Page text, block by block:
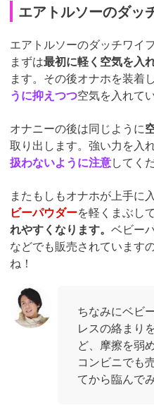
エアトルソーのダッ
エアトルソーのダッチワイ
まずは最初に軽く空気を入
ます。その後オナホを装着
うに抑えつつ空気を入れて
オナニーの後は同じように
取り出します。強い力を入
扱わないように注意してく
またもしもオナホが上手に
ビーパウダーを軽くまぶし
れやすくなります。 ベビー
などでも販売されています
ね！
ちなみにベビ
レスの絡まり
ど、摩擦を弱
コンビニでも
てから臨んで